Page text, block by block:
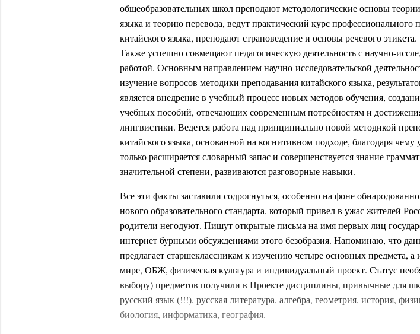
общеобразовательных школ преподают методологические основы
языка и теорию перевода, ведут практический курс профессионального
китайского языка, преподают страноведение и основы речевого этикета.
Также успешно совмещают педагогическую деятельность с научно-
работой. Основным направлением научно-исследовательской
изучение вопросов методики преподавания китайского языка,
является внедрение в учебный процесс новых методов обучения,
учебных пособий, отвечающих современным потребностям и
лингвистики. Ведется работа над принципиально новой методикой
китайского языка, основанной на когнитивном подходе, благодаря
только расширяется словарный запас и совершенствуется знание
значительной степени, развиваются разговорные навыки.
Все эти факты заставили содрогнуться, особенно на фоне
нового образовательного стандарта, который привел в ужас жителей
родители негодуют. Пишут открытые письма на имя первых лиц
интернет бурными обсуждениями этого безобразия. Напоминаю, что
предлагает старшеклассникам к изучению четыре основных предмета, а
мире, ОБЖ, физическая культура и индивидуальный проект. Статус
выбору) предметов получили в Проекте дисциплины, привычные для
русский язык (!!!), русская литература, алгебра, геометрия, история,
биология, информатика, география.